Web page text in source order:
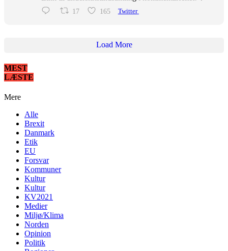
17 165 Twitter
Load More
MEST
LÆSTE
Mere
Alle
Brexit
Danmark
Etik
EU
Forsvar
Kommuner
Kultur
Kultur
KV2021
Medier
Miljø/Klima
Norden
Opinion
Politik